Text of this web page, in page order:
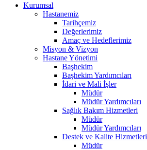
Kurumsal
Hastanemiz
Tarihçemiz
Değerlerimiz
Amaç ve Hedeflerimiz
Misyon & Vizyon
Hastane Yönetimi
Başhekim
Başhekim Yardımcıları
İdari ve Mali İşler
Müdür
Müdür Yardımcıları
Sağlık Bakım Hizmetleri
Müdür
Müdür Yardımcıları
Destek ve Kalite Hizmetleri
Müdür